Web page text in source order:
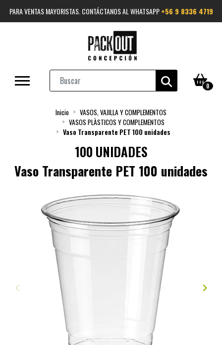
PARA VENTAS MAYORISTAS. CONTÁCTANOS AL WHATSAPP+56 9 8336 4719
0
Inicio
VASOS, VAJILLA Y COMPLEMENTOS
VASOS PLÀSTICOS Y COMPLEMENTOS
Vaso Transparente PET 100 unidades
100 UNIDADES
Vaso Transparente PET 100 unidades